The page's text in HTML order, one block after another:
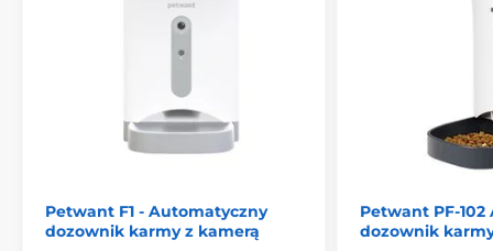
telefonie
Dozownik karmy Petoneer NutriVue jest kompatybilny
Petwant F1 - Automatyczny
dozownik karmy z kamerą
Petwant PF-
dozownik